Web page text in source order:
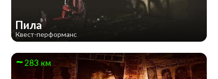
Пила
Квест-перформанс
283 км